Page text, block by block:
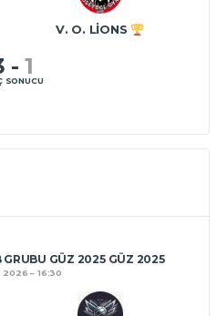
V. O. LIONS
- 1
SONUCU
GRUBU GÜZ 2025 GÜZ 2025
2026 16:30